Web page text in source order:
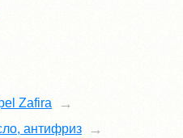
Zafira
антифриз